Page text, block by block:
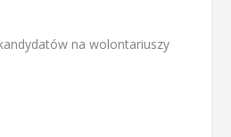
na wolontariuszy